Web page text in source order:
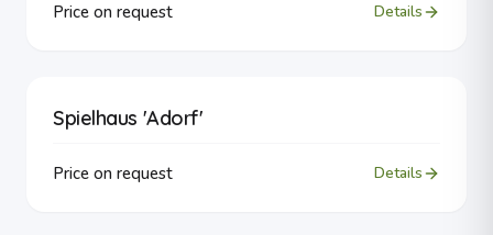
Price on request Details
Spielhaus 'Adorf'
Price on request Details